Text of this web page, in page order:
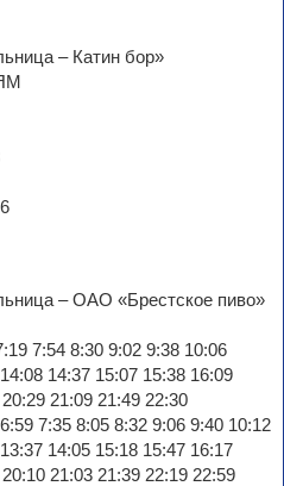
– Катин бор»
– ОАО «Брестское пиво»
7:54 8:30 9:02 9:38 10:06
14:37 15:07 15:38 16:09
21:09 21:49 22:30
7:35 8:05 8:32 9:06 9:40 10:12
14:05 15:18 15:47 16:17
21:03 21:39 22:19 22:59